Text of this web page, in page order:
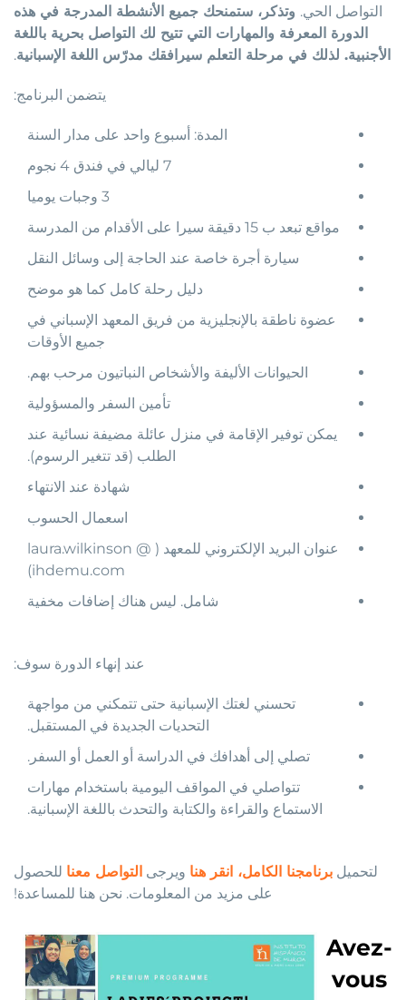
التواصل الحي.وتذكر، ستمنحك جميع الأنشطة المدرجة في هذه
الدورة المعرفة والمهارات التي تتيح لك التواصل بحرية باللغة
الأجنبية. لذلك في مرحلة التعلم سيرافقك مدرّس اللغة الإسبانية.
يتضمن البرنامج:
المدة: أسبوع واحد على مدار السنة
7 ليالي في فندق 4 نجوم
3 وجبات يوميا
مواقع تبعد ب 15 دقيقة سيرا على الأقدام من المدرسة
سيارة أجرة خاصة عند الحاجة إلى وسائل النقل
دليل رحلة كامل كما هو موضح
عضوة ناطقة بالإنجليزية من فريق المعهد الإسباني في
جميع الأوقات
الحيوانات الأليفة والأشخاص النباتيون مرحب بهم.
تأمين السفر والمسؤولية
يمكن توفير الإقامة في منزل عائلة مضيفة نسائية عند
الطلب (قد تتغير الرسوم).
شهادة عند الانتهاء
اسعمال الحسوب
عنوان البريد الإلكتروني للمعهد ( laura.wilkinson @
ihdemu.com)
شامل. ليس هناك إضافات مخفية
عند إنهاء الدورة سوف:
تحسني لغتك الإسبانية حتى تتمكني من مواجهة
التحديات الجديدة في المستقبل.
تصلي إلى أهدافك في الدراسة أو العمل أو السفر.
تتواصلي في المواقف اليومية باستخدام مهارات
الاستماع والقراءة والكتابة والتحدث باللغة الإسبانية.
لتحميل برنامجنا الكامل، انقر هناويرجى التواصل معناللحصول
على مزيد من المعلومات. نحن هنا للمساعدة!
Avez-
vous